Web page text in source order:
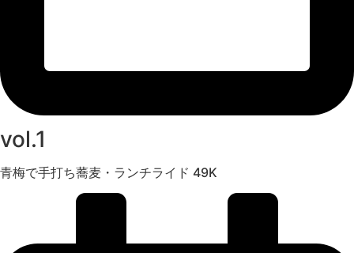
vol.1
青梅で手打ち蕎麦・ランチライド 49K